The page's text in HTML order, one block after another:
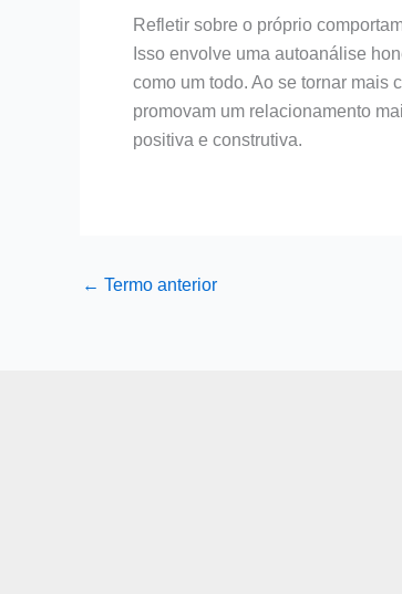
Refletir sobre o próprio
Isso envolve uma autoanálise
como um todo. Ao se tornar mais
promovam um relacionamento
positiva e construtiva.
← Termo anterior